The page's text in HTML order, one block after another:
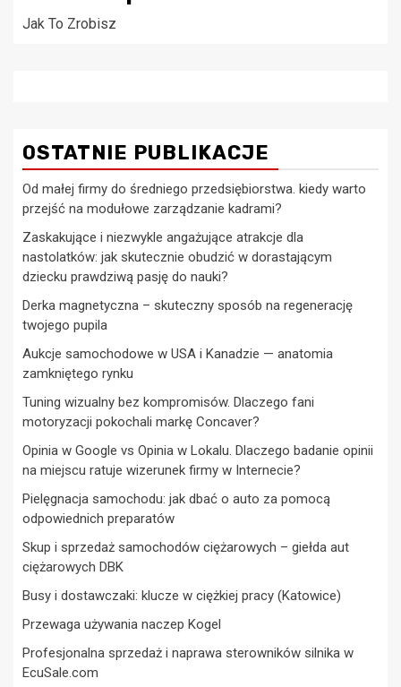
Jak To Zrobisz
OSTATNIE PUBLIKACJE
Od małej firmy do średniego przedsiębiorstwa. kiedy warto
przejść na modułowe zarządzanie kadrami?
Zaskakujące i niezwykle angażujące atrakcje dla
nastolatków: jak skutecznie obudzić w dorastającym
dziecku prawdziwą pasję do nauki?
Derka magnetyczna – skuteczny sposób na regenerację
twojego pupila
Aukcje samochodowe w USA i Kanadzie — anatomia
zamkniętego rynku
Tuning wizualny bez kompromisów. Dlaczego fani
motoryzacji pokochali markę Concaver?
Opinia w Google vs Opinia w Lokalu. Dlaczego badanie opinii
na miejscu ratuje wizerunek firmy w Internecie?
Pielęgnacja samochodu: jak dbać o auto za pomocą
odpowiednich preparatów
Skup i sprzedaż samochodów ciężarowych – giełda aut
ciężarowych DBK
Busy i dostawczaki: klucze w ciężkiej pracy (Katowice)
Przewaga używania naczep Kogel
Profesjonalna sprzedaż i naprawa sterowników silnika w
EcuSale.com